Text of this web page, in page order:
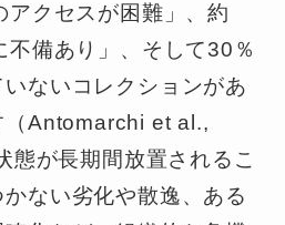
アクセスが困難」、約
不備あり」、そして30％
ないコレクションがあ
（Antomarchi et al.,
態が長期間放置されるこ
ない劣化や散逸、ある